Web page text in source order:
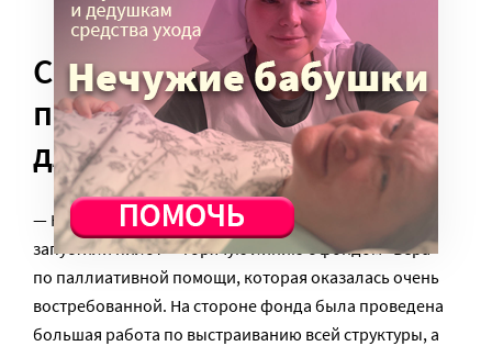
Системно оценить
проблему: горячая линия
для фонда «Вера»
— Кроме проекта с Liza Alert в прошлом году мы
запустили пилот — горячую линию с фондом «Вера»
по паллиативной помощи, которая оказалась очень
востребованной. На стороне фонда была проведена
большая работа по выстраиванию всей структуры, а